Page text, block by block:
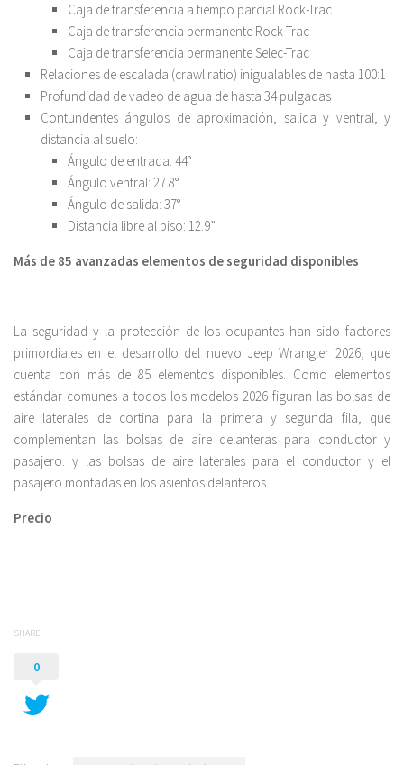
Caja de transferencia a tiempo parcial Rock-Trac
Caja de transferencia permanente Rock-Trac
Caja de transferencia permanente Selec-Trac
Relaciones de escalada (crawl ratio) inigualables de hasta 100:1
Profundidad de vadeo de agua de hasta 34 pulgadas
Contundentes ángulos de aproximación, salida y ventral, y
distancia al suelo:
Ángulo de entrada: 44°
Ángulo ventral: 27.8°
Ángulo de salida: 37°
Distancia libre al piso: 12.9”
Más de 85 avanzadas elementos de seguridad disponibles
La seguridad y la protección de los ocupantes han sido factores
primordiales en el desarrollo del nuevo Jeep Wrangler 2026, que
cuenta con más de 85 elementos disponibles. Como elementos
estándar comunes a todos los modelos 2026 figuran las bolsas de
aire laterales de cortina para la primera y segunda fila, que
complementan las bolsas de aire delanteras para conductor y
pasajero. y las bolsas de aire laterales para el conductor y el
pasajero montadas en los asientos delanteros.
Precio
SHARE
0